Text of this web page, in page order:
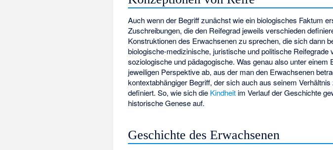
Auch wenn der Begriff zunächst wie ein biologisches Faktum
Zuschreibungen, die den Reifegrad jeweils verschieden
Konstruktionen des Erwachsenen zu sprechen, die sich dann
biologische-medizinische, juristische und politische
soziologische und pädagogische. Was genau also unter
jeweiligen Perspektive ab, aus der man den Erwachsenen
kontextabhängiger Begriff, der sich auch aus seinem
definiert. So, wie sich die Kindheit im Verlauf der Geschichte
historische Genese auf.
Geschichte des Erwachsenen